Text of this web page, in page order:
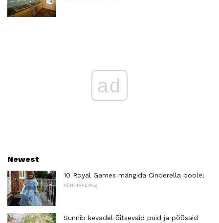
ad
Newest
10 Royal Games mängida Cinderella poolel
SÜNNIPÄEVAD
Sunnib kevadel õitsevaid puid ja põõsaid